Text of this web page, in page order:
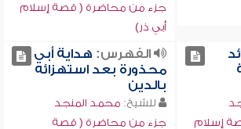
جزء من محاضرة ( قصة إسلام
أبي ذر)
إسلام
الفهرس: هداية أبي
محذورة بعد استهزائه
بالدين
للشيخ: محمد المنجد
جزء من محاضرة ( قصة